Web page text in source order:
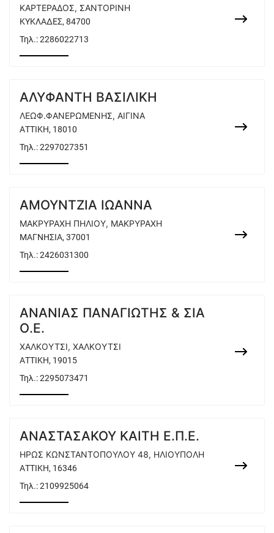
ΚΑΡΤΕΡΑΔΟΣ, ΣΑΝΤΟΡΙΝΗ
ΚΥΚΛΑΔΕΣ, 84700
Τηλ.:2286022713
ΑΛΥΦΑΝΤΗ ΒΑΣΙΛΙΚΗ
ΛΕΩΦ.ΦΑΝΕΡΩΜΕΝΗΣ, ΑΙΓΙΝΑ
ΑΤΤΙΚΗ, 18010
Τηλ.:2297027351
ΑΜΟΥΝΤΖΙΑ ΙΩΑΝΝΑ
ΜΑΚΡΥΡΑΧΗ ΠΗΛΙΟΥ, ΜΑΚΡΥΡΑΧΗ
ΜΑΓΝΗΣΙΑ, 37001
Τηλ.:2426031300
ΑΝΑΝΙΑΣ ΠΑΝΑΓΙΩΤΗΣ & ΣΙΑ
Ο.Ε.
ΧΑΛΚΟΥΤΣΙ, ΧΑΛΚΟΥΤΣΙ
ΑΤΤΙΚΗ, 19015
Τηλ.:2295073471
ΑΝΑΣΤΑΣΑΚΟΥ ΚΑΙΤΗ Ε.Π.Ε.
ΗΡΩΣ ΚΩΝΣΤΑΝΤΟΠΟΥΛΟΥ 48, ΗΛΙΟΥΠΟΛΗ
ΑΤΤΙΚΗ, 16346
Τηλ.:2109925064